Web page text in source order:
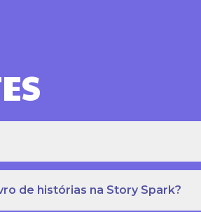
de histórias na Story Spark?